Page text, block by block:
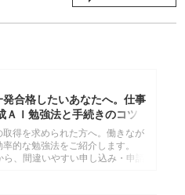
合格したいあなたへ。仕事
ＡＩ勉強法と手続きのコツ
得を求められた方へ。働きなが
的な勉強法をご紹介します。
、間違いやすい申し込み・申請